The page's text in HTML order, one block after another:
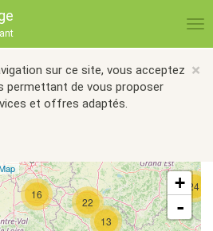
×
sur ce site, vous acceptez
permettant de vous proposer
et offres adaptés.
22
13
16
24
+
-